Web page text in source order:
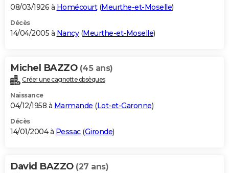
08/03/1926 à Homécourt(Meurthe-et-Moselle)
Décès
14/04/2005 à Nancy(Meurthe-et-Moselle)
Michel BAZZO (45 ans)
Créer une cagnotte obsèques
Naissance
04/12/1958 à Marmande (Lot-et-Garonne)
Décès
14/01/2004 à Pessac(Gironde)
David BAZZO (27 ans)